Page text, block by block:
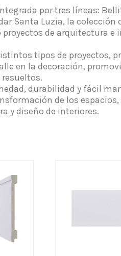
por tres líneas:
Santa Luzia, la colección
de arquitectura e
tipos de proyectos,
en la decoración,
durabilidad y fácil
de los
y diseño de interiores.